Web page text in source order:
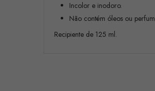
Incolor e inodoro.
Não contém óleos ou
Recipiente de 125 ml.